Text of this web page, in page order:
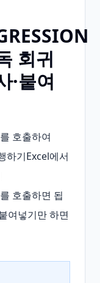
회귀
·붙여
호출하여
하기Excel에서
호출하면 됩
여넣기만 하면